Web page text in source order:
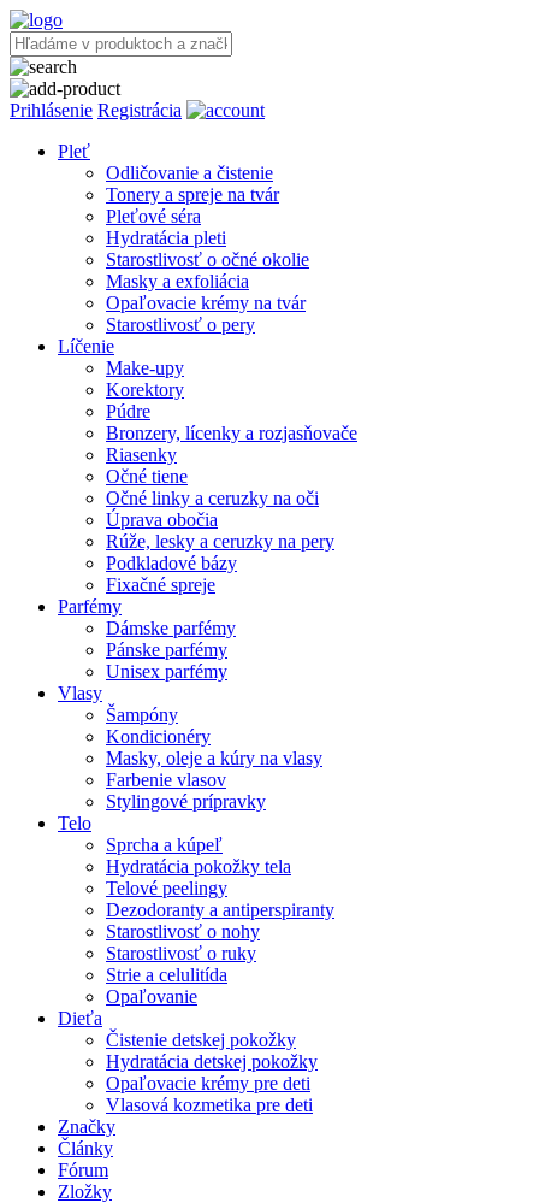
Prihlásenie Registrácia
Pleť
Odličovanie a čistenie
Tonery a spreje na tvár
Pleťové séra
Hydratácia pleti
Starostlivosť o očné okolie
Masky a exfoliácia
Opaľovacie krémy na tvár
Starostlivosť o pery
Líčenie
Make-upy
Korektory
Púdre
Bronzery, lícenky a rozjasňovače
Riasenky
Očné tiene
Očné linky a ceruzky na oči
Úprava obočia
Rúže, lesky a ceruzky na pery
Podkladové bázy
Fixačné spreje
Parfémy
Dámske parfémy
Pánske parfémy
Unisex parfémy
Vlasy
Šampóny
Kondicionéry
Masky, oleje a kúry na vlasy
Farbenie vlasov
Stylingové prípravky
Telo
Sprcha a kúpeľ
Hydratácia pokožky tela
Telové peelingy
Dezodoranty a antiperspiranty
Starostlivosť o nohy
Starostlivosť o ruky
Strie a celulitída
Opaľovanie
Dieťa
Čistenie detskej pokožky
Hydratácia detskej pokožky
Opaľovacie krémy pre deti
Vlasová kozmetika pre deti
Značky
Články
Fórum
Zložky